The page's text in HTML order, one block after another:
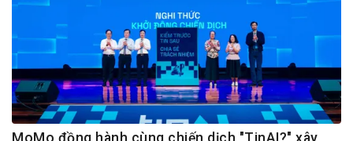
MoMo đồng hành cùng chiến dịch "TinAI?" xây